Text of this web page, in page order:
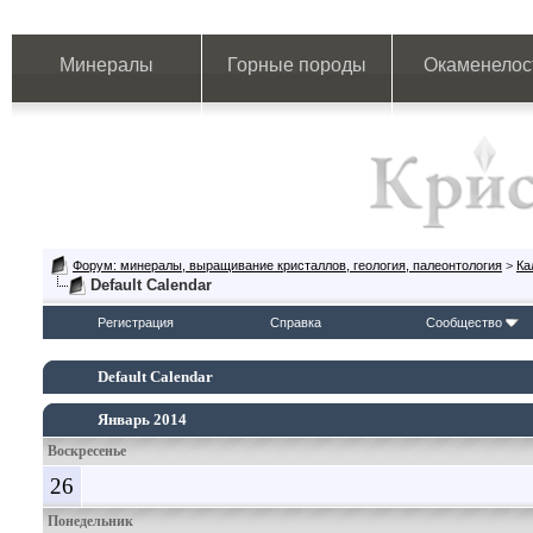
Минералы Горные породы
Форум: минералы, выращивание кристаллов, геология, палеонтология >
Default Calendar
Регистрация Справка Сообщество
Default Calendar
Январь 2014
Воскресенье
26
Понедельник